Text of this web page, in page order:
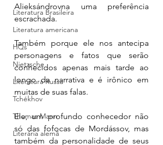
Literatura Brasileira
Literatura americana
HQs
Nietzsche
Literatura Russa
Tchékhov
Thomas Mann
Literária alemã
Alieksándrovna uma preferência
escrachada.
Também porque ele nos antecipa
personagens e fatos que serão
conhecidos apenas mais tarde ao
longo da narrativa e é irônico em
muitas de suas falas.
Ele, um profundo conhecedor não
só das fofocas de Mordássov, mas
também da personalidade de seus